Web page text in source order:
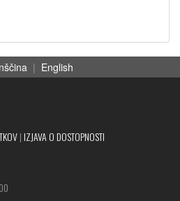
| English
| IZJAVA O DOSTOPNOSTI